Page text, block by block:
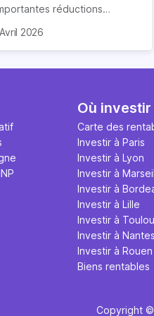
réductions
Elle concerne les
historique destinés à
et quelles
? Suivez notre guide
!
2026
Où
Carte des
Investir à Paris
Investir à Lyon
Investir à
Investir à
Investir à Lille
Investir à
Investir à Nantes
Investir à Rouen
Biens rentables
Copyright